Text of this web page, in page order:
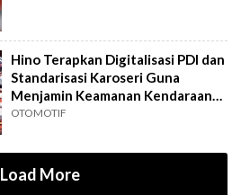
Hino Terapkan Digitalisasi PDI dan
Standarisasi Karoseri Guna
Menjamin Keamanan Kendaraan
Niaga
OTOMOTIF
Load More